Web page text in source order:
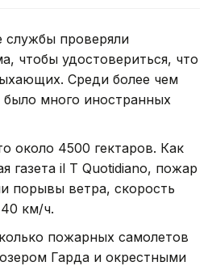
службы проверяли
чтобы удостовериться, что
Среди более чем
много иностранных
около 4500 гектаров. Как
газета il T Quotidiano, пожар
порывы ветра, скорость
км/ч.
пожарных самолетов
Гарда и окрестными